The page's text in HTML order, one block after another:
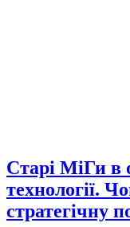
Старі МіГи в
технології.
стратегічну